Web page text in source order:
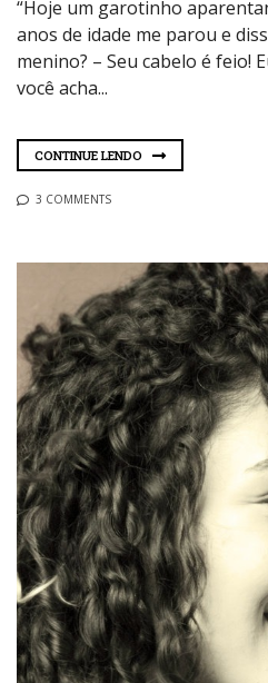
“Hoje um garotinho
anos de idade me parou e
menino? – Seu cabelo é feio!
você acha...
CONTINUE LENDO
3 COMMENTS